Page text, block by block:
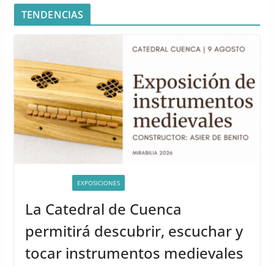
TENDENCIAS
EXPOSICIONES
La Catedral de Cuenca
permitirá descubrir, escuchar y
tocar instrumentos medievales